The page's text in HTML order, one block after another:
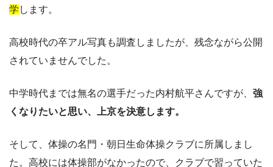
学 します。
高校時代の卒アル写真も調査しましたが、残念ながら公開
されていませんでした。
中学時代までは無名の選手だった内村航平さんですが、 強
くなりたいと思い、上京を決意します。
そして、体操の名門・朝日生命体操クラブに所属しまし
た。高校には体操部がなかったので、クラブで習っていた